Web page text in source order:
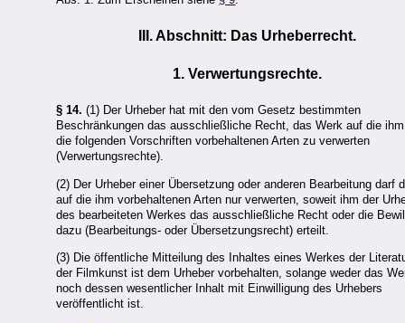
III. Abschnitt: Das Urheberrecht.
1. Verwertungsrechte.
§ 14. (1) Der Urheber hat mit den vom Gesetz bestimmten
Beschränkungen das ausschließliche Recht, das Werk auf die
die folgenden Vorschriften vorbehaltenen Arten zu verwerten
(Verwertungsrechte).
(2) Der Urheber einer Übersetzung oder anderen Bearbeitung darf
auf die ihm vorbehaltenen Arten nur verwerten, soweit ihm der
des bearbeiteten Werkes das ausschließliche Recht oder die
dazu (Bearbeitungs- oder Übersetzungsrecht) erteilt.
(3) Die öffentliche Mitteilung des Inhaltes eines Werkes der
der Filmkunst ist dem Urheber vorbehalten, solange weder das
noch dessen wesentlicher Inhalt mit Einwilligung des Urhebers
veröffentlicht ist.